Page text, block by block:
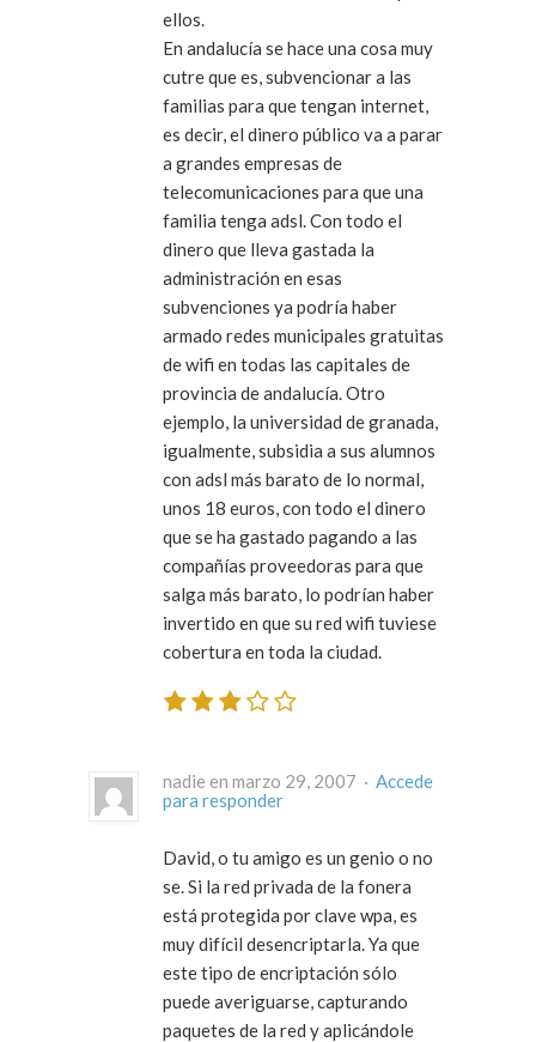
ellos.
En andalucía se hace una cosa muy
cutre que es, subvencionar a las
familias para que tengan internet,
es decir, el dinero público va a parar
a grandes empresas de
telecomunicaciones para que una
familia tenga adsl. Con todo el
dinero que lleva gastada la
administración en esas
subvenciones ya podría haber
armado redes municipales gratuitas
de wifi en todas las capitales de
provincia de andalucía. Otro
ejemplo, la universidad de granada,
igualmente, subsidia a sus alumnos
con adsl más barato de lo normal,
unos 18 euros, con todo el dinero
que se ha gastado pagando a las
compañías proveedoras para que
salga más barato, lo podrían haber
invertido en que su red wifi tuviese
cobertura en toda la ciudad.
nadie en marzo 29, 2007 · Accede
para responder
David, o tu amigo es un genio o no
se. Si la red privada de la fonera
está protegida por clave wpa, es
muy difícil desencriptarla. Ya que
este tipo de encriptación sólo
puede averiguarse, capturando
paquetes de la red y aplicándole